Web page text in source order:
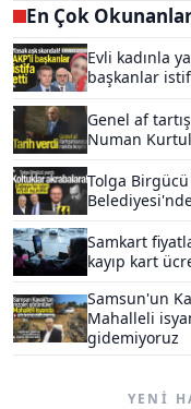
En Çok
Evli kadınla
başkanlar
Genel af
Numan
Tolga
Samkart
kayıp kart
Samsun'un
Mahalleli
gidemiyoruz
YENI